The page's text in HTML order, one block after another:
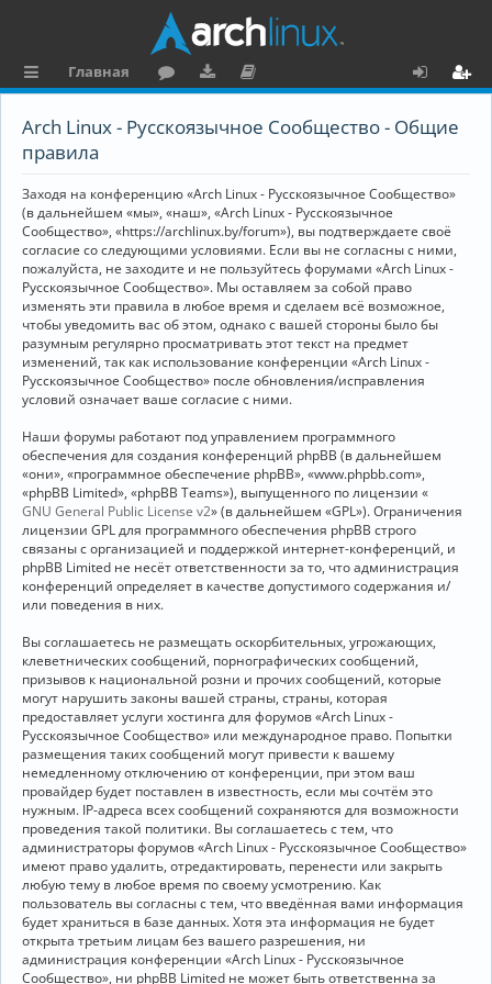
ы
к
и
Главная
ру
ру
и
ку
е
н
та
ц
и
я
о
Arch Linux - Русскоязычное Сообщество - Общие
правила
Заходя на конференцию «Arch Linux - Русскоязычное Сообщество»
(в дальнейшем «мы», «наш», «Arch Linux - Русскоязычное
Сообщество», «https://archlinux.by/forum»), вы подтверждаете своё
согласие со следующими условиями. Если вы не согласны с ними,
пожалуйста, не заходите и не пользуйтесь форумами «Arch Linux -
Русскоязычное Сообщество». Мы оставляем за собой право
изменять эти правила в любое время и сделаем всё возможное,
чтобы уведомить вас об этом, однако с вашей стороны было бы
разумным регулярно просматривать этот текст на предмет
изменений, так как использование конференции «Arch Linux -
Русскоязычное Сообщество» после обновления/исправления
условий означает ваше согласие с ними.
Наши форумы работают под управлением программного
обеспечения для создания конференций phpBB (в дальнейшем
«они», «программное обеспечение phpBB», «www.phpbb.com»,
«phpBB Limited», «phpBB Teams»), выпущенного по лицензии «
GNU General Public License v2» (в дальнейшем «GPL»). Ограничения
лицензии GPL для программного обеспечения phpBB строго
связаны с организацией и поддержкой интернет-конференций, и
phpBB Limited не несёт ответственности за то, что администрация
конференций определяет в качестве допустимого содержания и/
или поведения в них.
Вы соглашаетесь не размещать оскорбительных, угрожающих,
клеветнических сообщений, порнографических сообщений,
призывов к национальной розни и прочих сообщений, которые
могут нарушить законы вашей страны, страны, которая
предоставляет услуги хостинга для форумов «Arch Linux -
Русскоязычное Сообщество» или международное право. Попытки
размещения таких сообщений могут привести к вашему
немедленному отключению от конференции, при этом ваш
провайдер будет поставлен в известность, если мы сочтём это
нужным. IP-адреса всех сообщений сохраняются для возможности
проведения такой политики. Вы соглашаетесь с тем, что
администраторы форумов «Arch Linux - Русскоязычное Сообщество»
имеют право удалить, отредактировать, перенести или закрыть
любую тему в любое время по своему усмотрению. Как
пользователь вы согласны с тем, что введённая вами информация
будет храниться в базе данных. Хотя эта информация не будет
открыта третьим лицам без вашего разрешения, ни
администрация конференции «Arch Linux - Русскоязычное
Сообщество», ни phpBB Limited не может быть ответственна за